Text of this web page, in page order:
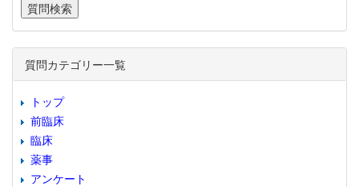
質問カテゴリー一覧
トップ
前臨床
臨床
薬事
アンケート